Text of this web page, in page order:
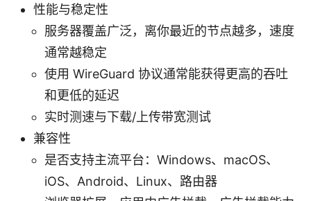
性能与稳定性
服务器覆盖广泛，离你最近的节点越多，速度
通常越稳定
使用 WireGuard 协议通常能获得更高的吞吐
和更低的延迟
实时测速与下载/上传带宽测试
兼容性
是否支持主流平台：Windows、macOS、
iOS、Android、Linux、路由器